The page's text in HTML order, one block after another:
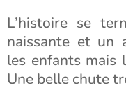
L’histoire se
naissante et un
les enfants mais
Une belle chute